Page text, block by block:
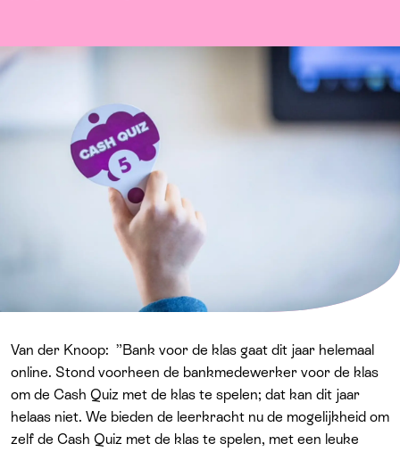
Van der Knoop: ”Bank voor de klas gaat dit jaar helemaal
online. Stond voorheen de bankmedewerker voor de klas
om de Cash Quiz met de klas te spelen; dat kan dit jaar
helaas niet. We bieden de leerkracht nu de mogelijkheid om
zelf de Cash Quiz met de klas te spelen, met een leuke